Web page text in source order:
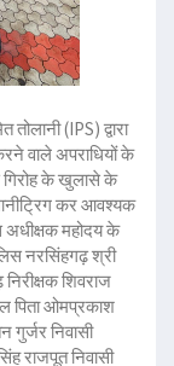
(IPS) द्वारा
वाले अपराधियों के
गिरोह के खुलासे के
कर आवश्यक
अधीक्षक महोदय के
नरसिंहगढ़ श्री
शिवराज
पिता ओमप्रकाश
निवासी
राजपूत निवासी